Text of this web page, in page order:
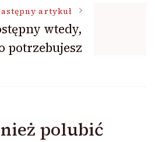
artykuł
wtedy,
potrzebujesz
polubić